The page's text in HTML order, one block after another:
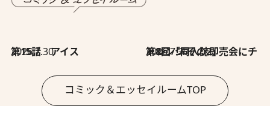
2026.7.30
第15話 アイス 2026.7.30
第8回「同人誌即売会にチャレンジ その2」
コミック＆エッセイルームTOP